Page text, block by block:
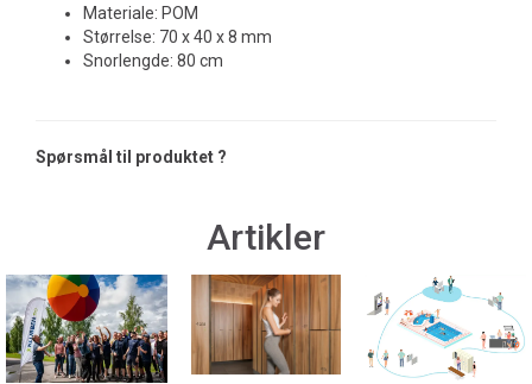
Materiale: POM
Størrelse: 70 x 40 x 8 mm
Snorlengde: 80 cm
Spørsmål til produktet ?
Artikler